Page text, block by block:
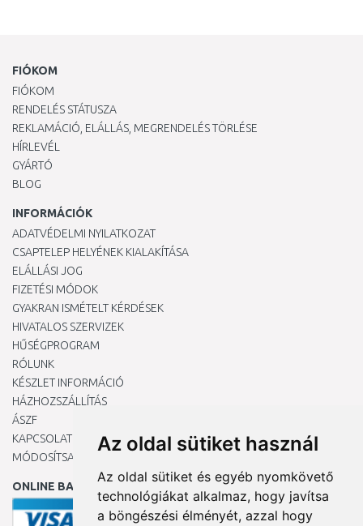
Az oldal sütiket használ
Az oldal sütiket és egyéb nyomkövető
technológiákat alkalmaz, hogy javítsa
a böngészési élményét, azzal hogy
FIÓKOM
FIÓKOM
RENDELÉS STÁTUSZA
REKLAMÁCIÓ, ELÁLLÁS, MEGRENDELÉS TÖRLÉSE
HÍRLEVÉL
GYÁRTÓ
BLOG
INFORMÁCIÓK
ADATVÉDELMI NYILATKOZAT
CSAPTELEP HELYÉNEK KIALAKÍTÁSA
ELÁLLÁSI JOG
FIZETÉSI MÓDOK
GYAKRAN ISMÉTELT KÉRDÉSEK
HIVATALOS SZERVIZEK
HŰSÉGPROGRAM
RÓLUNK
KÉSZLET INFORMÁCIÓ
HÁZHOZSZÁLLÍTÁS
ÁSZF
KAPCSOLAT
MÓDOSÍTSA A COOKIE-BEÁLLÍTÁSAIMAT
ONLINE BANKKÁRTYÁVAL